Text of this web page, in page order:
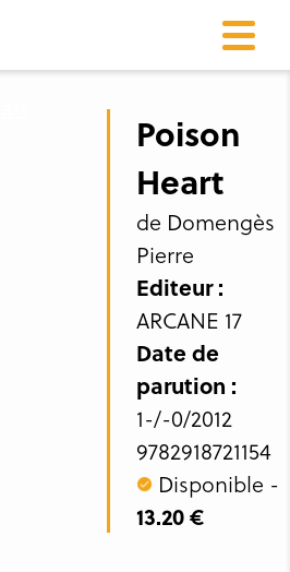
Poison
Heart
de Domengès
Pierre
Editeur :
ARCANE 17
Date de
parution :
1-/-0/2012
9782918721154
Disponible -
13.20 €